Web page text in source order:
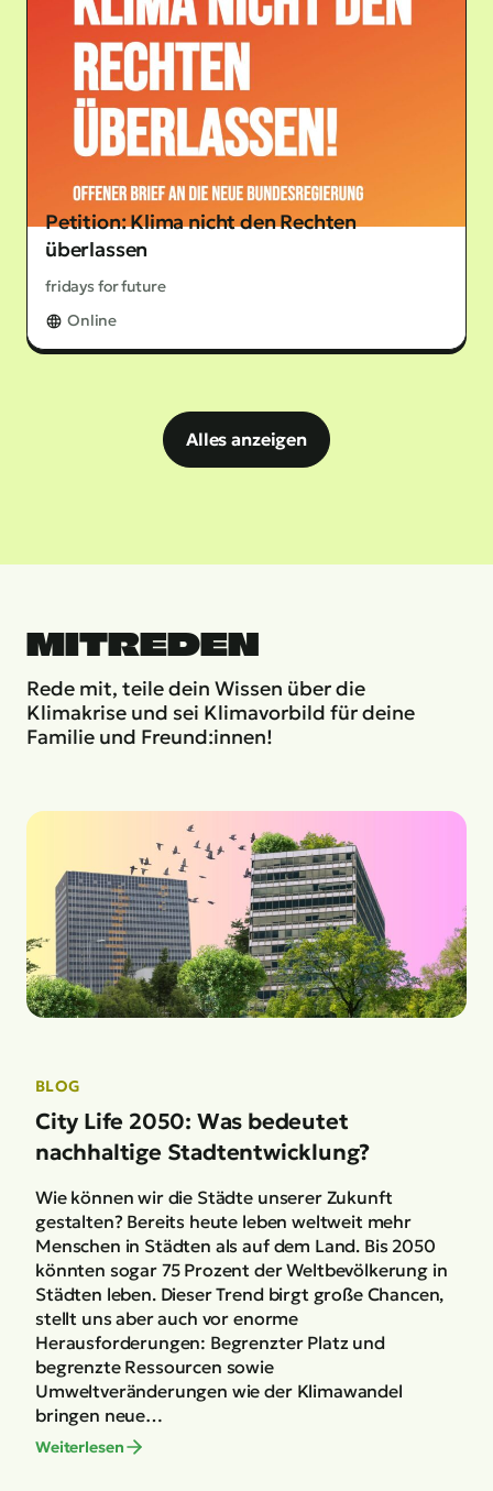
Petition: Klima nicht den Rechten
überlassen
fridays for future
Online
Alles anzeigen
MITREDEN
Rede mit, teile dein Wissen über die
Klimakrise und sei Klimavorbild für deine
Familie und Freund:innen!
BLOG
City Life 2050: Was bedeutet
nachhaltige Stadtentwicklung?
Wie können wir die Städte unserer Zukunft
gestalten? Bereits heute leben weltweit mehr
Menschen in Städten als auf dem Land. Bis 2050
könnten sogar 75 Prozent der Weltbevölkerung in
Städten leben. Dieser Trend birgt große Chancen,
stellt uns aber auch vor enorme
Herausforderungen: Begrenzter Platz und
begrenzte Ressourcen sowie
Umweltveränderungen wie der Klimawandel
bringen neue…
Weiterlesen